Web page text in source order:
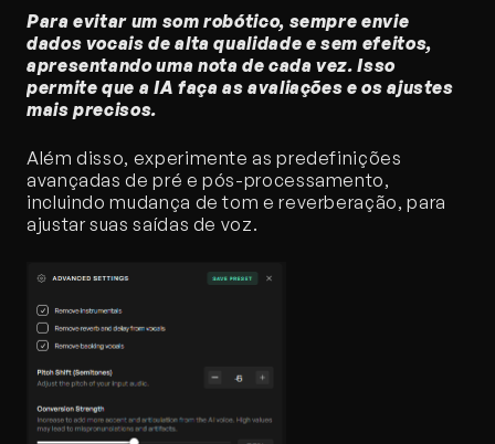
Para evitar um som robótico, sempre envie
dados vocais de alta qualidade e sem efeitos,
apresentando uma nota de cada vez. Isso
permite que a IA faça as avaliações e os ajustes
mais precisos.
Além disso, experimente as predefinições
avançadas de pré e pós-processamento,
incluindo mudança de tom e reverberação, para
ajustar suas saídas de voz.